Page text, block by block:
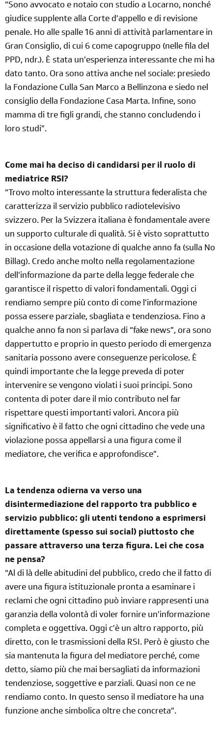
“Sono avvocato e notaio con studio a Locarno, nonché
giudice supplente alla Corte d’appello e di revisione
penale. Ho alle spalle 16 anni di attività parlamentare in
Gran Consiglio, di cui 6 come capogruppo (nelle fila del
PPD, ndr.). È stata un’esperienza interessante che mi ha
dato tanto. Ora sono attiva anche nel sociale: presiedo
la Fondazione Culla San Marco a Bellinzona e siedo nel
consiglio della Fondazione Casa Marta. Infine, sono
mamma di tre figli grandi, che stanno concludendo i
loro studi”.
Come mai ha deciso di candidarsi per il ruolo di
mediatrice RSI?
“Trovo molto interessante la struttura federalista che
caratterizza il servizio pubblico radiotelevisivo
svizzero. Per la Svizzera italiana è fondamentale avere
un supporto culturale di qualità. Si è visto soprattutto
in occasione della votazione di qualche anno fa (sulla No
Billag). Credo anche molto nella regolamentazione
dell’informazione da parte della legge federale che
garantisce il rispetto di valori fondamentali. Oggi ci
rendiamo sempre più conto di come l’informazione
possa essere parziale, sbagliata e tendenziosa. Fino a
qualche anno fa non si parlava di “fake news”, ora sono
dappertutto e proprio in questo periodo di emergenza
sanitaria possono avere conseguenze pericolose. È
quindi importante che la legge preveda di poter
intervenire se vengono violati i suoi principi. Sono
contenta di poter dare il mio contributo nel far
rispettare questi importanti valori. Ancora più
significativo è il fatto che ogni cittadino che vede una
violazione possa appellarsi a una figura come il
mediatore, che verifica e approfondisce”.
La tendenza odierna va verso una
disintermediazione del rapporto tra pubblico e
servizio pubblico: gli utenti tendono a esprimersi
direttamente (spesso sui social) piuttosto che
passare attraverso una terza figura. Lei che cosa
ne pensa?
“Al di là delle abitudini del pubblico, credo che il fatto di
avere una figura istituzionale pronta a esaminare i
reclami che ogni cittadino può inviare rappresenti una
garanzia della volontà di voler fornire un’informazione
completa e oggettiva. Oggi c’è un altro rapporto, più
diretto, con le trasmissioni della RSI. Però è giusto che
sia mantenuta la figura del mediatore perché, come
detto, siamo più che mai bersagliati da informazioni
tendenziose, soggettive e parziali. Quasi non ce ne
rendiamo conto. In questo senso il mediatore ha una
funzione anche simbolica oltre che concreta”.